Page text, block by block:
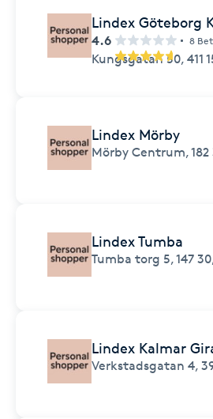
Lindex Göteborg
4.6 8
Kungsgatan 50, 411
Lindex Mörby
Mörby Centrum,182
Lindex Tumba
Tumba torg 5,147
Lindex Kalmar
Verkstadsgatan 4,